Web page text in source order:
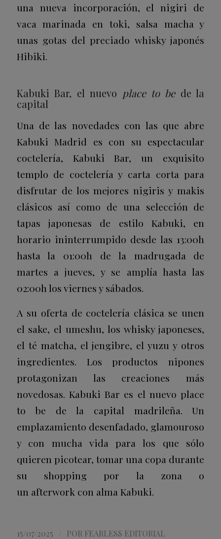
una nueva incorporación, el nigiri de
vaca marinada en toki, salsa macha y
unas gotas del preciado whisky japonés
Hibiki.
Kabuki Bar, el nuevo place to bede la
capital
Una de las novedades con las que abre
Kabuki Madrid es con su espectacular
coctelería, Kabuki Bar, un exquisito
templo de coctelería y carta corta para
disfrutar de los mejores nigiris y makis
clásicos así como de una selección de
tapas japonesas de estilo Kabuki, en
horario ininterrumpido desde las 13:00h
hasta la 01:00h de la madrugada de
martes a jueves, y se amplía hasta las
02:00h los viernes y sábados.
A su oferta de coctelería clásica se unen
el sake, el umeshu, los whisky japoneses,
el té matcha, el jengibre, el yuzu y otros
ingredientes. Los productos nipones
protagonizan las creaciones más
novedosas. Kabuki Bar es el nuevo place
to be de la capital madrileña. Un
emplazamiento desenfadado, glamouroso
y con mucha vida para los que sólo
quieren picotear, tomar una copa durante
su shopping por la zona o
un afterwork con alma Kabuki.
15/07/2025 POR FEARLESS EDITORIAL